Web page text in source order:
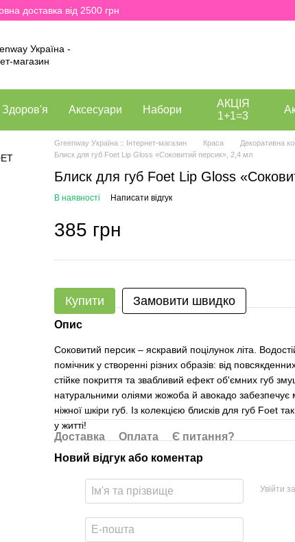
доставка від 2500 грн
Здоров'я Аксесуари Набори
АКЦІЯ
1+1=3
Greenway Україна :: Інтернет-магазин Краса
Декоративна
Блиск для губ Foet Lip Gloss «Соковитий персик», 2,4 мл
Блиск для губ Foet Lip Gloss
В наявності Написати відгук
385 грн
Купити Замовити швидко
Опис
Соковитий персик – яскравий поцілунок літа.
помічник у створенні різних образів: від
стійке покриття та звабливий ефект об'ємних губ
натуральними оліями жожоба й авокадо забезпечує
ніжної шкіри губ. Із колекцією блисків для губ Foet
у житті!
Доставка Оплата
Є питання?
Новий відгук або коментар
Увійти